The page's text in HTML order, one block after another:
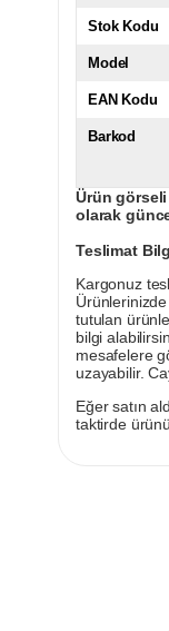
Stok Kodu
Model
EAN Kodu
Barkod
Ürün
olarak
Teslimat
Kargonuz
tutulan
bilgi
mesafelere
uzayabilir.
Eğer satın
taktirde